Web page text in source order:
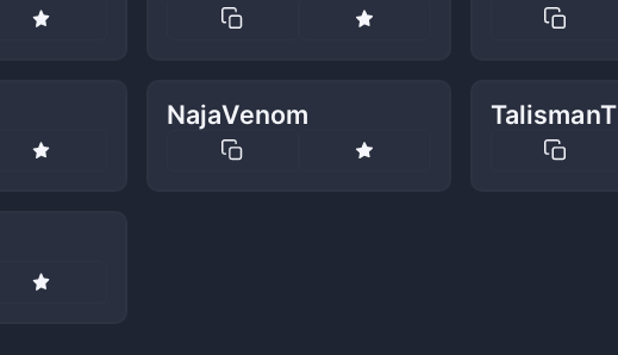
NajaVenom TalismanT